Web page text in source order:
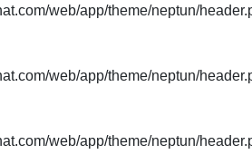
web/app/theme/neptun/
web/app/theme/neptun/
web/app/theme/neptun/